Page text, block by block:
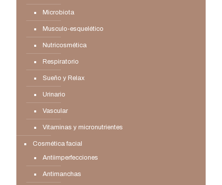
Microbiota
Musculo-esquelético
Nutricosmética
Respiratorio
Sueño y Relax
Urinario
Vascular
Vitaminas y micronutrientes
Cosmética facial
Antiimperfecciones
Antimanchas